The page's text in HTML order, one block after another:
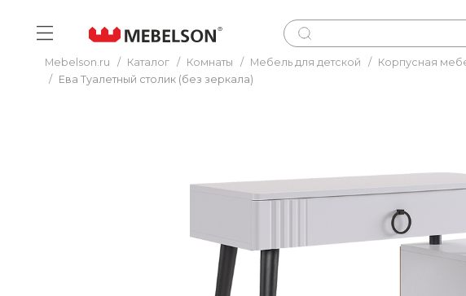
Mebelson.ru / Каталог / Комнаты / Мебель для детской / Корпусная
/ Ева Туалетный столик (без зеркала)